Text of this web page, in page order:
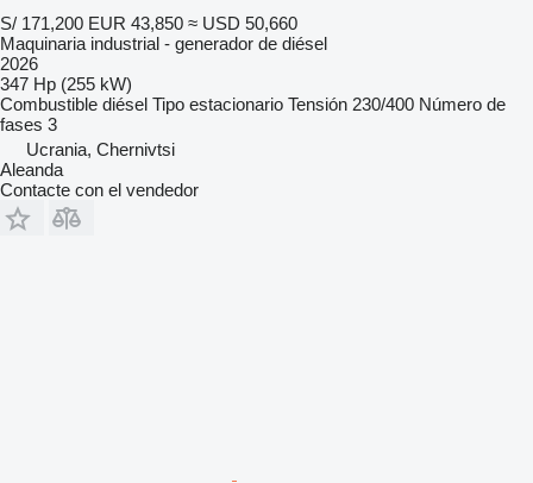
S/ 171,200 EUR 43,850 ≈ USD 50,660
Maquinaria industrial - generador de diésel
2026
347 Hp (255 kW)
Combustible diésel Tipo estacionario Tensión 230/400 Número de
fases 3
Ucrania, Chernivtsi
Aleanda
Contacte con el vendedor